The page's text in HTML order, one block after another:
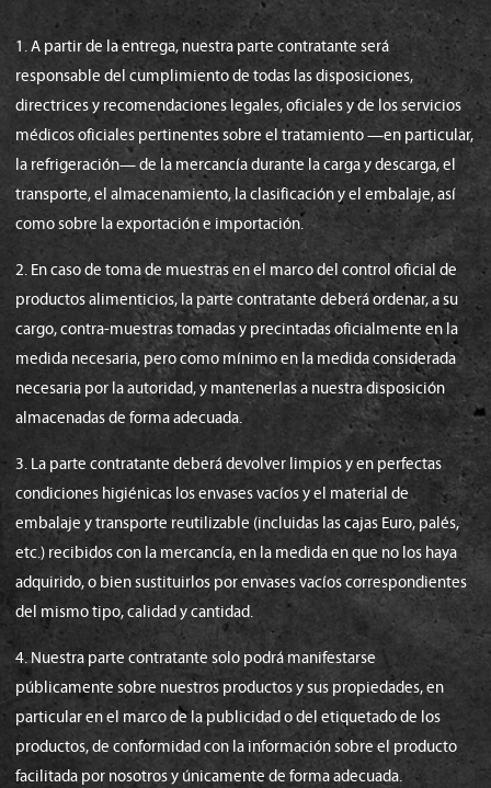
1. A partir de la entrega, nuestra parte contratante será
responsable del cumplimiento de todas las disposiciones,
directrices y recomendaciones legales, oficiales y de los servicios
médicos oficiales pertinentes sobre el tratamiento —en particular,
la refrigeración— de la mercancía durante la carga y descarga, el
transporte, el almacenamiento, la clasificación y el embalaje, así
como sobre la exportación e importación.
2. En caso de toma de muestras en el marco del control oficial de
productos alimenticios, la parte contratante deberá ordenar, a su
cargo, contra-muestras tomadas y precintadas oficialmente en la
medida necesaria, pero como mínimo en la medida considerada
necesaria por la autoridad, y mantenerlas a nuestra disposición
almacenadas de forma adecuada.
3. La parte contratante deberá devolver limpios y en perfectas
condiciones higiénicas los envases vacíos y el material de
embalaje y transporte reutilizable (incluidas las cajas Euro, palés,
etc.) recibidos con la mercancía, en la medida en que no los haya
adquirido, o bien sustituirlos por envases vacíos correspondientes
del mismo tipo, calidad y cantidad.
4. Nuestra parte contratante solo podrá manifestarse
públicamente sobre nuestros productos y sus propiedades, en
particular en el marco de la publicidad o del etiquetado de los
productos, de conformidad con la información sobre el producto
facilitada por nosotros y únicamente de forma adecuada.